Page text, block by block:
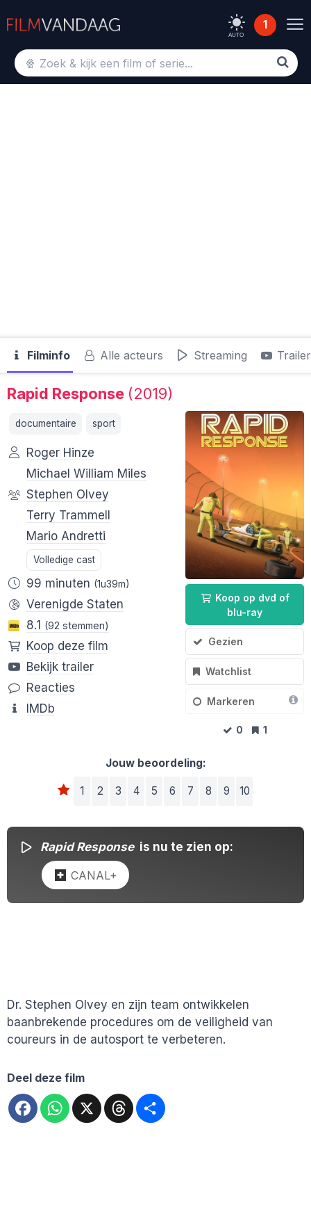
AUTO
1
Filminfo Alle acteurs Streaming Trailer
Rapid Response (2019)
Koop op dvd of
blu-ray
Gezien
Watchlist
Markeren
0 1
documentaire sport
Roger Hinze
Michael William Miles
Stephen Olvey
Terry Trammell
Mario Andretti
Volledige cast
99 minuten (1u39m)
Verenigde Staten
8.1 (92 stemmen)
Koop deze film
Bekijk trailer
Reacties
IMDb
Jouw beoordeling:
1 2 3 4 5 6 7 8 9 10
Rapid Response is nu te zien op:
CANAL+
Dr. Stephen Olvey en zijn team ontwikkelen
baanbrekende procedures om de veiligheid van
coureurs in de autosport te verbeteren.
Deel deze film
FacebookWhatsApp
X Threads